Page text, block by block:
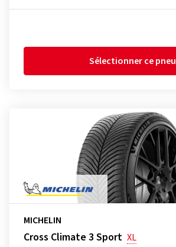
Sélectionner ce pneu
MICHELIN
Cross Climate 3 Sport XL